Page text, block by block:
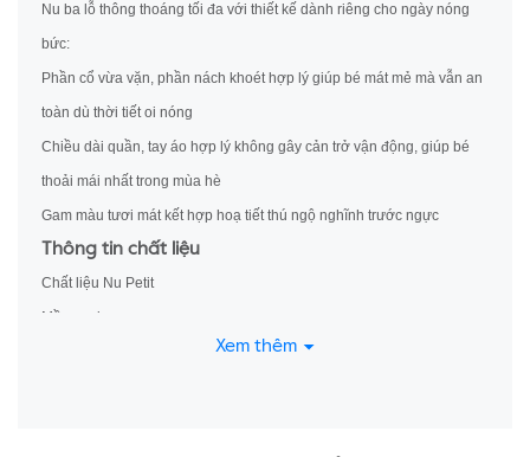
Nu ba lỗ thông thoáng tối đa với thiết kế dành riêng cho ngày nóng
bức:
Phần cổ vừa vặn, phần nách khoét hợp lý giúp bé mát mẻ mà vẫn an
toàn dù thời tiết oi nóng
Chiều dài quần, tay áo hợp lý không gây cản trở vận động, giúp bé
thoải mái nhất trong mùa hè
Gam màu tươi mát kết hợp hoạ tiết thú ngộ nghĩnh trước ngực
Thông tin chất liệu
Chất liệu Nu Petit
Mềm mại
Xem thêm